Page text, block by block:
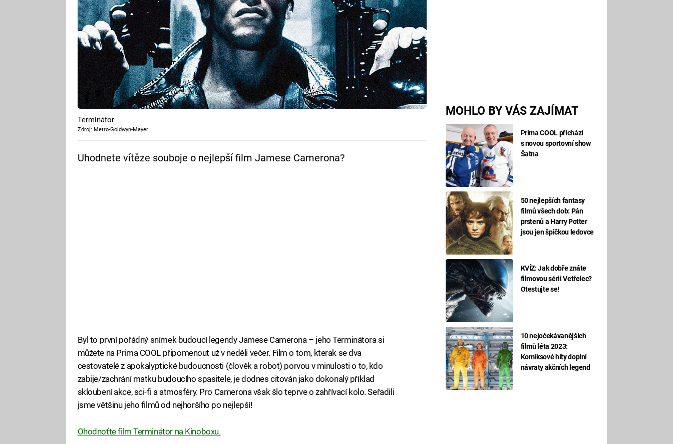
MOHLO BY VÁS ZAJÍMAT
Prima COOL přichází
s novou sportovní show
Šatna
50 nejlepších fantasy
filmů všech dob: Pán
prstenů a Harry Potter
jsou jen špičkou ledovce
KVÍZ: Jak dobře znáte
filmovou sérii Vetřelec?
Otestujte se!
10 nejočekávanějších
filmů léta 2023:
Komiksové hity doplní
návraty akčních legend
Terminátor
Zdroj: Metro-Goldwyn-Mayer
Uhodnete vítěze souboje o nejlepší film Jamese Camerona?
Byl to první pořádný snímek budoucí legendy Jamese Camerona – jeho Terminátora si
můžete na Prima COOL připomenout už v neděli večer. Film o tom, kterak se dva
cestovatelé z apokalyptické budoucnosti (člověk a robot) porvou v minulosti o to, kdo
zabije/zachrání matku budoucího spasitele, je dodnes citován jako dokonalý příklad
skloubení akce, sci-fi a atmosféry. Pro Camerona však šlo teprve o zahřívací kolo. Seřadili
jsme většinu jeho filmů od nejhoršího po nejlepší!
Ohodnoťte film Terminátor na Kinoboxu.